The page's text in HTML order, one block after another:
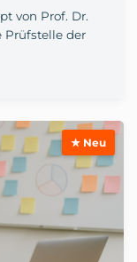
von Prof. Dr.
Prüfstelle der
★ Neu